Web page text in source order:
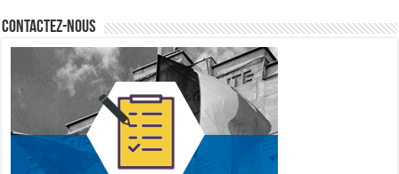
Contactez-nous